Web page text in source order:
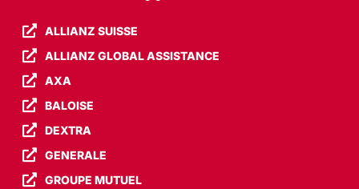
ALLIANZ SUISSE
ALLIANZ GLOBAL ASSISTANCE
AXA
BALOISE
DEXTRA
GENERALE
GROUPE MUTUEL